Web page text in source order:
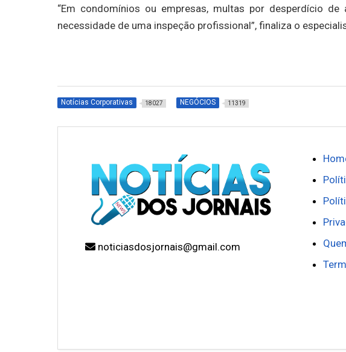
“Em condomínios ou empresas, multas por desperdício
necessidade de uma inspeção profissional”, finaliza o
Notícias Corporativas 18027 NEGÓCIOS 11319
noticiasdosjornais@gmail.com